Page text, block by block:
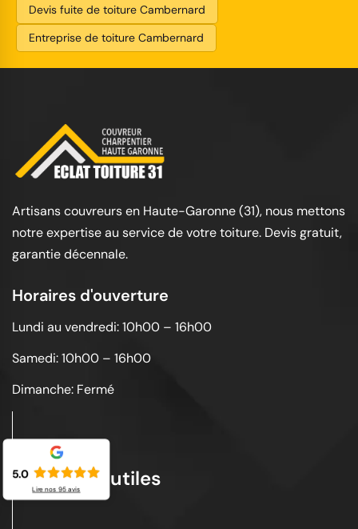
Devis fuite de toiture Cambernard
Entreprise de toiture Cambernard
Artisans couvreurs en Haute-Garonne (31), nous mettons
notre expertise au service de votre toiture. Devis gratuit,
garantie décennale.
Horaires d'ouverture
Lundi au vendredi: 10h00 – 16h00
Samedi: 10h00 – 16h00
Dimanche: Fermé
Liens utiles
5.0
Lire nos 95avis